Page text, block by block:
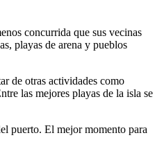
concurrida que sus vecinas
playas de arena y pueblos
de otras actividades como
las mejores playas de la isla se
puerto. El mejor momento para